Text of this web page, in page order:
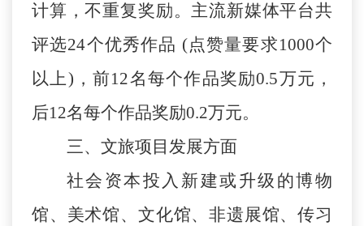
计算，不重复奖励。 主流新媒体平台共
评选24个优秀作品 (点赞量要求1000个
以上)，前12名每个作品奖励0.5万元，
后12名每个作品奖励0.2万元。
三、文旅项目发展方面
社会资本投入 新建或升级的博物
馆、美术馆、文化馆、非遗展馆、传习